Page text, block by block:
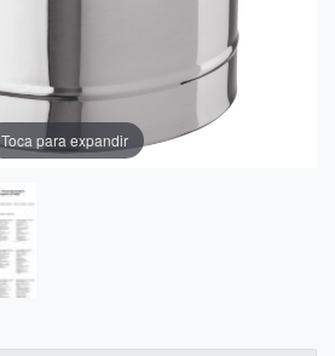
Toca para expandir